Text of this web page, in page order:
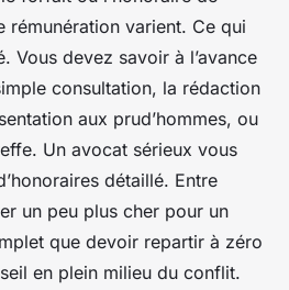
rémunération varient. Ce qui
Vous devez savoir à l’avance
consultation, la rédaction
aux prud’hommes, ou
Un avocat sérieux vous
détaillé. Entre
un peu plus cher pour un
que devoir repartir à zéro
en plein milieu du conflit.